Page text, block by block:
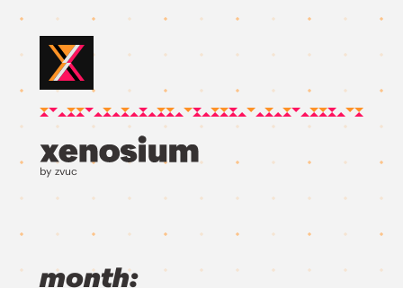
by zvuc
month: